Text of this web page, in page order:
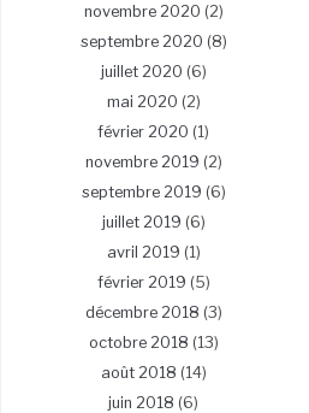
novembre 2020 (2)
septembre 2020 (8)
juillet 2020 (6)
mai 2020 (2)
février 2020 (1)
novembre 2019 (2)
septembre 2019 (6)
juillet 2019 (6)
avril 2019 (1)
février 2019 (5)
décembre 2018 (3)
octobre 2018 (13)
août 2018 (14)
juin 2018 (6)